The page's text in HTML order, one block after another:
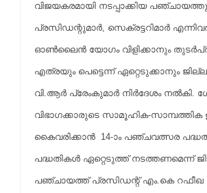
വിജയകരമായി നടപ്പാക്കിയ
പ്രസിഡന്റുമാര്‍, സെക്രട്ടറിമാര്‍
ഓണ്‍ലൈന്‍ യോഗം വിളിക്കാനും
എത്രയും പെട്ടെന്ന് ഏറ്റെടുക്കാനും
വി.ആര്‍ പ്രേംകുമാര്‍ നിര്‍ദേശം നല്‍കി.
വിഭാഗക്കാരുടെ സാമൂഹിക-സാമ്പത്തിക
കൈവരിക്കാന്‍ 14-ാം പഞ്ചവത്സര
പദ്ധതികള്‍ ഏറ്റെടുത്ത് നടത്തണമെന്ന്
പഞ്ചായത്ത് പ്രസിഡന്റ് എം.കെ